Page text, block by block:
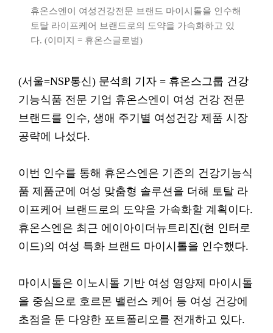
휴온스엔이 여성건강전문 브랜드 마이시톨을 인수해
토탈 라이프케어 브랜드로의 도약을 가속화하고 있
다. (이미지 = 휴온스글로벌)
(서울=NSP통신) 문석희 기자 = 휴온스그룹 건강
기능식품 전문 기업 휴온스엔이 여성 건강 전문
브랜드를 인수, 생애 주기별 여성건강 제품 시장
공략에 나섰다.
이번 인수를 통해 휴온스엔은 기존의 건강기능식
품 제품군에 여성 맞춤형 솔루션을 더해 토탈 라
이프케어 브랜드로의 도약을 가속화할 계획이다.
휴온스엔은 최근 에이아이더뉴트리진(현 인터로
이드)의 여성 특화 브랜드 마이시톨을 인수했다.
마이시톨은 이노시톨 기반 여성 영양제 마이시톨
을 중심으로 호르몬 밸런스 케어 등 여성 건강에
초점을 둔 다양한 포트폴리오를 전개하고 있다.